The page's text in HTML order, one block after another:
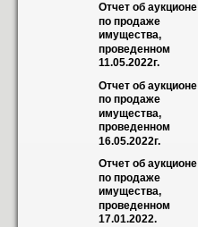
Отчет об аукционе
по продаже
имущества,
проведенном
11.05.2022г.
Отчет об аукционе
по продаже
имущества,
проведенном
16.05.2022г.
Отчет об аукционе
по продаже
имущества,
проведенном
17.01.2022.